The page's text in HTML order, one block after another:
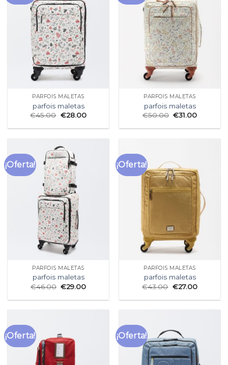
PARFOIS MALETAS
parfois maletas
€45.00 €28.00
PARFOIS MALETAS
parfois maletas
€50.00 €31.00
¡Oferta!
PARFOIS MALETAS
parfois maletas
€46.00 €29.00
¡Oferta!
PARFOIS MALETAS
parfois maletas
€43.00 €27.00
¡Oferta! ¡Oferta!